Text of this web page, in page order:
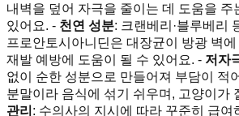
내벽을 덮어 자극을 줄이는 데 도움을 주
있어요. - 천연 성분: 크랜베리·블루베리
프로안토시아니딘은 대장균이 방광 벽
재발 예방에 도움이 될 수 있어요. - 저자
없이 순한 성분으로 만들어져 부담이 적
분말이라 음식에 섞기 쉬우며, 고양이가
관리 : 수의사의 지시에 따라 꾸준히 급여